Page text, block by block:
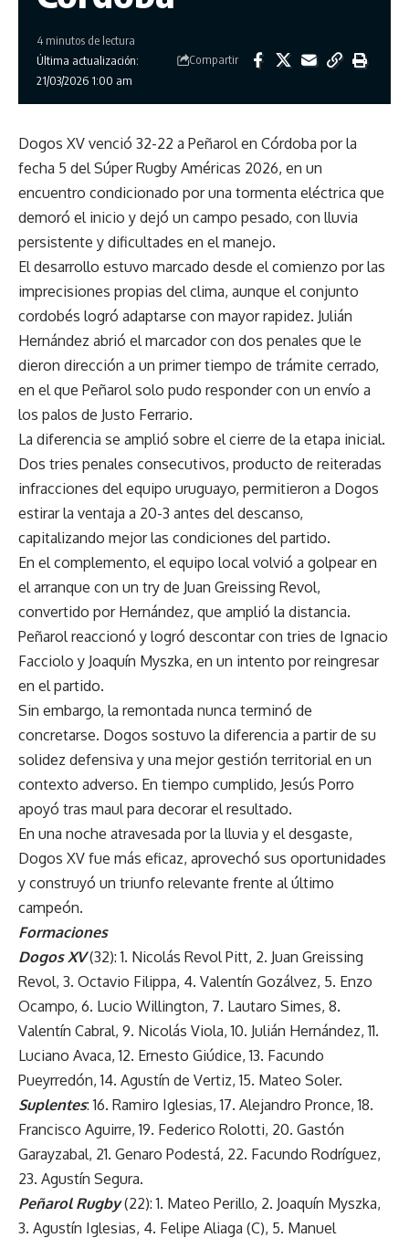
Última actualización:
21/03/2026 1:00 am
4 minutos de lectura
Compartir
Dogos XV venció 32-22 a Peñarol en Córdoba por la
fecha 5 del Súper Rugby Américas 2026, en un
encuentro condicionado por una tormenta eléctrica que
demoró el inicio y dejó un campo pesado, con lluvia
persistente y dificultades en el manejo.
El desarrollo estuvo marcado desde el comienzo por las
imprecisiones propias del clima, aunque el conjunto
cordobés logró adaptarse con mayor rapidez. Julián
Hernández abrió el marcador con dos penales que le
dieron dirección a un primer tiempo de trámite cerrado,
en el que Peñarol solo pudo responder con un envío a
los palos de Justo Ferrario.
La diferencia se amplió sobre el cierre de la etapa inicial.
Dos tries penales consecutivos, producto de reiteradas
infracciones del equipo uruguayo, permitieron a Dogos
estirar la ventaja a 20-3 antes del descanso,
capitalizando mejor las condiciones del partido.
En el complemento, el equipo local volvió a golpear en
el arranque con un try de Juan Greissing Revol,
convertido por Hernández, que amplió la distancia.
Peñarol reaccionó y logró descontar con tries de Ignacio
Facciolo y Joaquín Myszka, en un intento por reingresar
en el partido.
Sin embargo, la remontada nunca terminó de
concretarse. Dogos sostuvo la diferencia a partir de su
solidez defensiva y una mejor gestión territorial en un
contexto adverso. En tiempo cumplido, Jesús Porro
apoyó tras maul para decorar el resultado.
En una noche atravesada por la lluvia y el desgaste,
Dogos XV fue más eficaz, aprovechó sus oportunidades
y construyó un triunfo relevante frente al último
campeón.
Formaciones
Dogos XV(32): 1. Nicolás Revol Pitt, 2. Juan Greissing
Revol, 3. Octavio Filippa, 4. Valentín Gozálvez, 5. Enzo
Ocampo, 6. Lucio Willington, 7. Lautaro Simes, 8.
Valentín Cabral, 9. Nicolás Viola, 10. Julián Hernández, 11.
Luciano Avaca, 12. Ernesto Giúdice, 13. Facundo
Pueyrredón, 14. Agustín de Vertiz, 15. Mateo Soler.
Suplentes: 16. Ramiro Iglesias, 17. Alejandro Pronce, 18.
Francisco Aguirre, 19. Federico Rolotti, 20. Gastón
Garayzabal, 21. Genaro Podestá, 22. Facundo Rodríguez,
23. Agustín Segura.
Peñarol Rugby(22): 1. Mateo Perillo, 2. Joaquín Myszka,
3. Agustín Iglesias, 4. Felipe Aliaga (C), 5. Manuel